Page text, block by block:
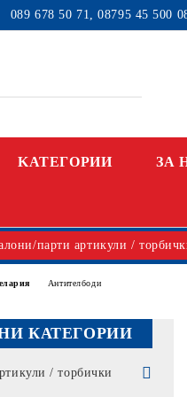
089 678 50 71, 08795 45 500
KАТЕГОРИИ ЗА
парти артикули /
КАТЕГОРИИ
/ торбички
Антителбоди